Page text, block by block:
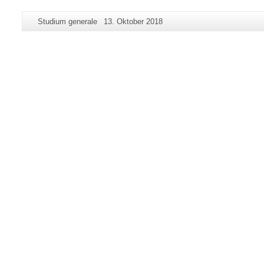
Zusätzliche
Seiten-
Studium generale
Letzte
13. Oktober 2018